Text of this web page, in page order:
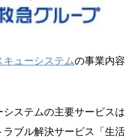
キューシステムの事業内容
ステムの主要サービスは
ブル解決サービス「生活